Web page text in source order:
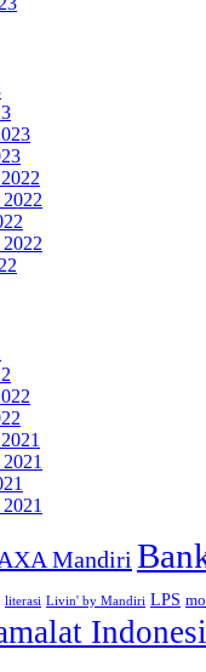
2022
2021
Mandiri
literasi Livin' by Mandiri LPS